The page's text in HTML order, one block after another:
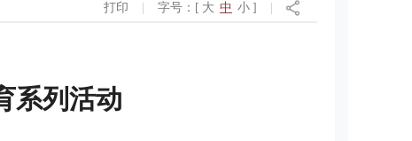
打印 字号：[ 大 中 小 ]
系列活动